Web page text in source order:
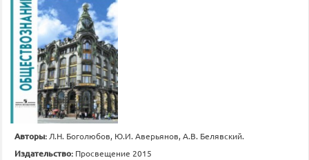
Авторы: Л.Н. Боголюбов, Ю.И. Аверьянов, А.В. Белявский.
Издательство: Просвещение 2015